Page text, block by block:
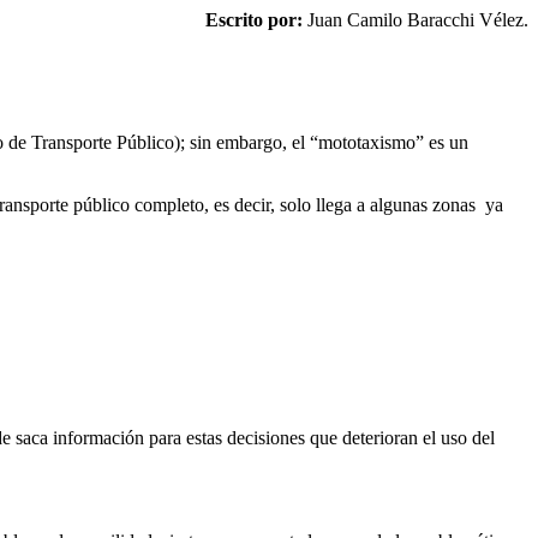
Escrito por: Juan Camilo Baracchi Vélez.
Transporte Público); sin embargo, el “mototaxismo” es un
público completo, es decir, solo llega a algunas zonas ya
información para estas decisiones que deterioran el uso del